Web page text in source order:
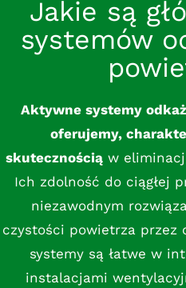
Jakie są
systemów
Aktywne systemy
oferujemy,
skutecznościąw
Ich zdolność do ciągłej
niezawodnym
czystości powietrza przez
systemy są łatwe w
instalacjami